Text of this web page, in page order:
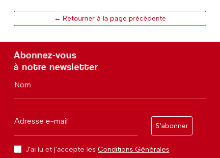
← Retourner à la page précédente
Abonnez-vous
à notre newsletter
Nom
Adresse e-mail
S'abonner
J'ai lu et j'accepte les Conditions Générales